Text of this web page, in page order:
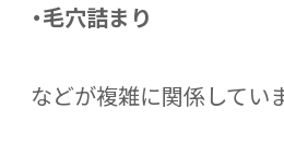
・毛穴詰まり
などが複雑に関係してい